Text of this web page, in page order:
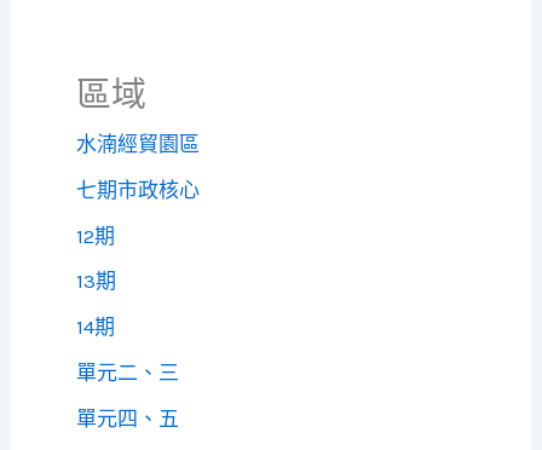
區域
水湳經貿園區
七期市政核心
12期
13期
14期
單元二、三
單元四、五